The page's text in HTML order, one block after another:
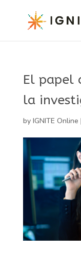
El papel
la
by IGNITE Online |